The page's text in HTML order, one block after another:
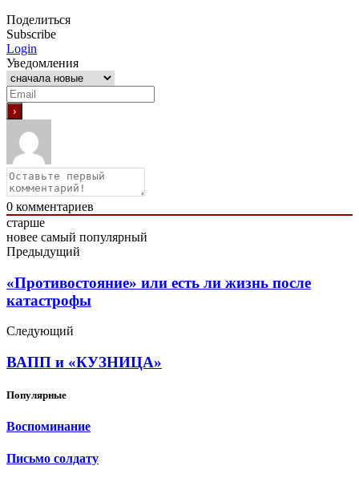
Поделиться
Subscribe
Login
Уведомления
0 комментариев
старше
новее самый популярный
Предыдущий
«Противостояние» или есть ли жизнь после
катастрофы
Следующий
ВАПП и «КУЗНИЦА»
Популярные
Воспоминание
Письмо солдату